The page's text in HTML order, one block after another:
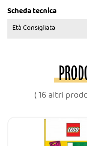
Scheda tecnica
Età Consigliata
( 16 altri